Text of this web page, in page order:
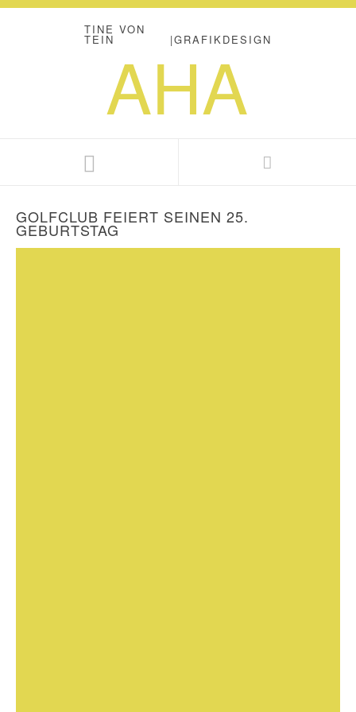
TINE VON
TEIN |GRAFIKDESIGN
AHA
GOLFCLUB FEIERT SEINEN 25.
GEBURTSTAG